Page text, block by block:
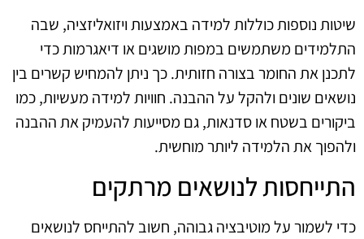
שיטות נוספות כוללות למידה באמצעות ויזואליזציה, שבה
התלמידים משתמשים במפות מושגים או דיאגרמות כדי
לתכנן את החומר בצורה חזותית. כך ניתן להמחיש קשרים בין
נושאים שונים ולהקל על ההבנה. חוויות למידה מעשיות, כמו
ביקורים בשטח או סדנאות, גם מסייעות להעמיק את ההבנה
ולהפוך את הלמידה ליותר מוחשית.
התייחסות לנושאים מרתקים
כדי לשמור על מוטיבציה גבוהה, חשוב להתייחס לנושאים